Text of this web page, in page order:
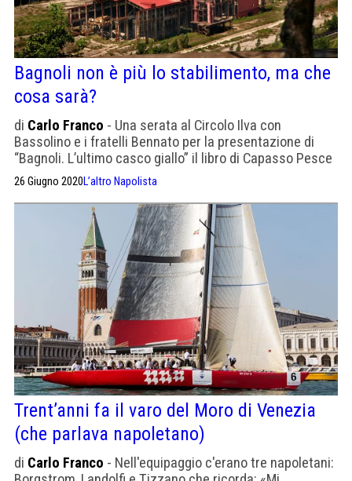
Bagnoli non è più lo stabilimento, ma che
cosa sarà?
di Carlo Franco - Una serata al Circolo Ilva con
Bassolino e i fratelli Bennato per la presentazione di
“Bagnoli. L’ultimo casco giallo” il libro di Capasso Pesce
26 Giugno 2020L’altro Napolista
Trent’anni fa il varo del Moro di Venezia
(che parlava napoletano)
di Carlo Franco - Nell'equipaggio c'erano tre napoletani: